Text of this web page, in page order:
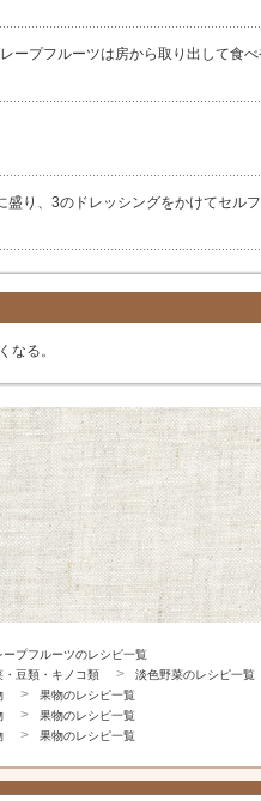
ープフルーツは房から取り出して食べ
り、3のドレッシングをかけてセル
なる。
ープフルーツのレシピ一覧
・豆類・キノコ類
淡色野菜のレシピ一覧
果物のレシピ一覧
果物のレシピ一覧
果物のレシピ一覧